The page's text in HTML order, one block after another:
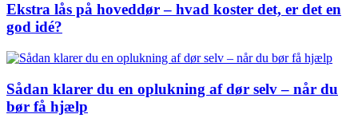
Ekstra lås på hoveddør – hvad koster det, er det en
god idé?
Sådan klarer du en oplukning af dør selv – når du
bør få hjælp